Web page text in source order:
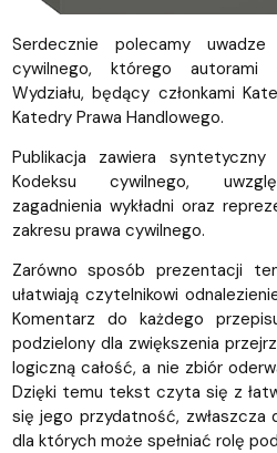
Serdecznie polecamy
cywilnego, którego autorami
Wydziału, będący członkami
Katedry Prawa Handlowego.
Publikacja zawiera
Kodeksu cywilnego,
zagadnienia wykładni oraz
zakresu prawa cywilnego.
Zarówno sposób prezentacji
ułatwiają czytelnikowi
Komentarz do każdego
podzielony dla zwiększenia
logiczną całość, a nie zbiór
Dzięki temu tekst czyta się z
się jego przydatność,
dla których może spełniać rolę